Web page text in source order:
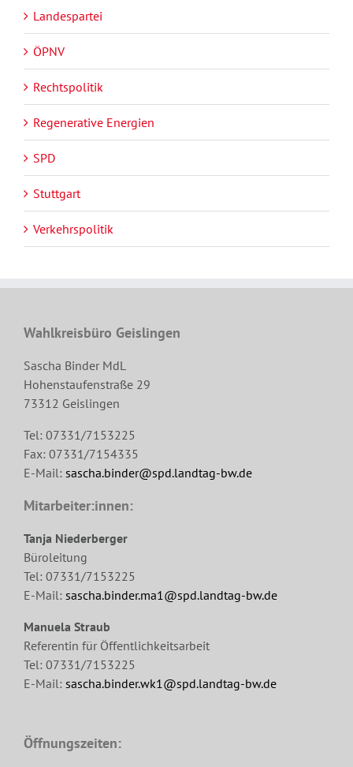
Landespartei
ÖPNV
Rechtspolitik
Regenerative Energien
SPD
Stuttgart
Verkehrspolitik
Wahlkreisbüro Geislingen
Sascha Binder MdL
Hohenstaufenstraße 29
73312 Geislingen
Tel: 07331/7153225
Fax: 07331/7154335
E-Mail: sascha.binder@spd.landtag-bw.de
Mitarbeiter:innen:
Tanja Niederberger
Büroleitung
Tel: 07331/7153225
E-Mail: sascha.binder.ma1@spd.landtag-bw.de
Manuela Straub
Referentin für Öffentlichkeitsarbeit
Tel: 07331/7153225
E-Mail: sascha.binder.wk1@spd.landtag-bw.de
Öffnungszeiten: